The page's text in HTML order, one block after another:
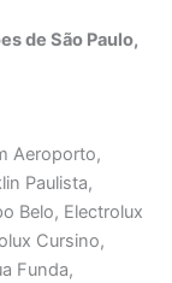
de São Paulo,
Aeroporto,
Paulista,
Belo, Electrolux
Cursino,
Funda,